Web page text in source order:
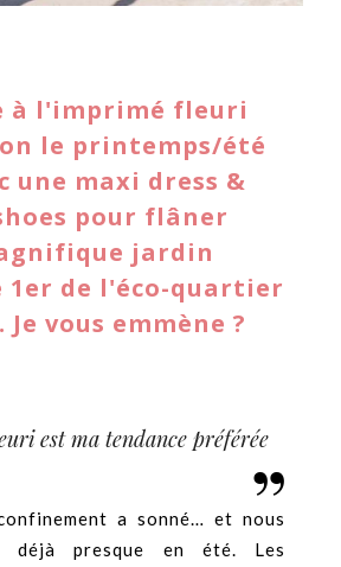
à l'imprimé fleuri
le printemps/été
une maxi dress &
pour flâner
jardin
1er de l'éco-quartier
vous emmène ?
est ma tendance préférée
a sonné… et nous
déjà presque en été. Les